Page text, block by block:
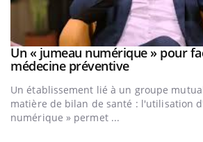
Youtube
Un « jumeau numérique » pour
médecine préventiveYoutube
Un établissement lié à un groupe
matière de bilan de santé : l'utilisation
numérique » permet ...